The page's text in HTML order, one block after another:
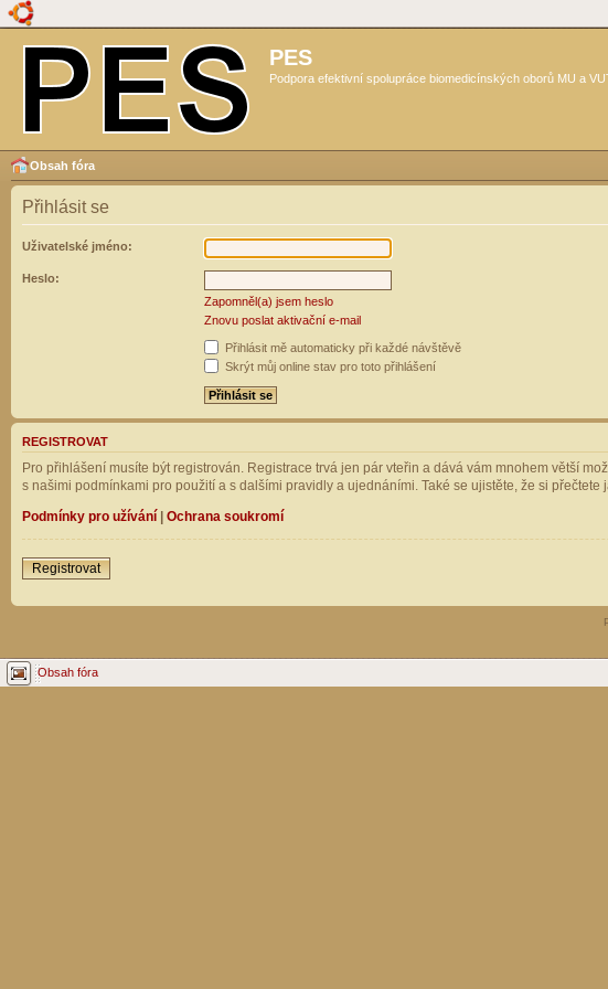
PES
Podpora efektivní spolupráce biomedicínských oborů MU a
Obsah fóra
Přihlásit se
Uživatelské jméno:
Heslo:
Zapomněl(a) jsem heslo
Znovu poslat aktivační e-mail
Přihlásit mě automaticky při každé návštěvě
Skrýt můj online stav pro toto přihlášení
REGISTROVAT
Pro přihlášení musíte být registrován. Registrace trvá jen pár vteřin a dává vám mnohem větší
s našimi podmínkami pro použití a s dalšími pravidly a ujednáními. Také se ujistěte, že si přečtete
Podmínky pro užívání | Ochrana soukromí
Registrovat
Obsah fóra